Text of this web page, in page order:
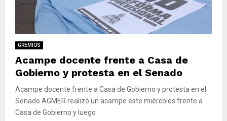
GREMIOS
Acampe docente frente a Casa de
Gobierno y protesta en el Senado
Acampe docente frente a Casa de Gobierno y protesta en el
Senado AGMER realizó un acampe este miércoles frente a
Casa de Gobierno y luego